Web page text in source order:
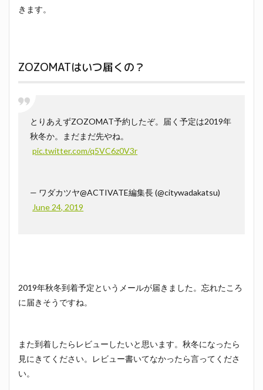
きます。
ZOZOMATはいつ届くの？
とりあえずZOZOMAT予約したぞ。届く予定は2019年
秋冬か。まだまだ先やね。
pic.twitter.com/q5VC6z0V3r
— ワダカツヤ@ACTIVATE編集長 (@citywadakatsu)
June 24, 2019
2019年秋冬到着予定というメールが届きました。忘れたころ
に届きそうですね。
また到着したらレビューしたいと思います。秋冬になったら
見にきてください。レビュー書いてなかったら言ってくださ
い。